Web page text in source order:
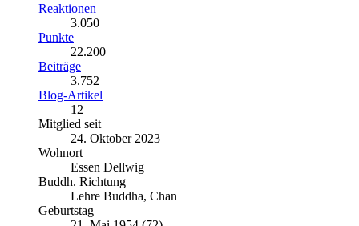
Reaktionen
3.050
Punkte
22.200
Beiträge
3.752
Blog-Artikel
12
Mitglied seit
24. Oktober 2023
Wohnort
Essen Dellwig
Buddh. Richtung
Lehre Buddha, Chan
Geburtstag